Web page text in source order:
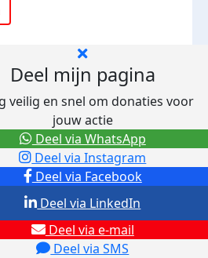
Deel mijn pagina
veilig en snel om donaties voor
jouw actie
Deel via Facebook
Deel via Instagram
Deel via e-mail
Deel via SMS
Deel via LinkedIn
Deel via WhatsApp